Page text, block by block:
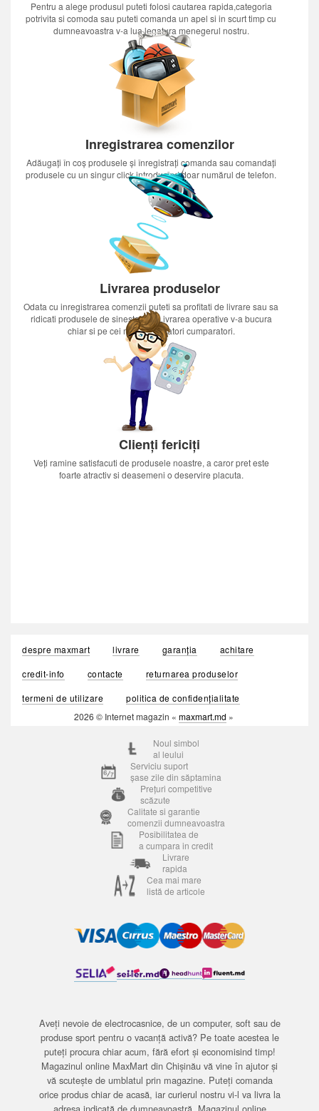
Pentru a alege produsul puteti folosi cautarea rapida,categoria
potrivita si comoda sau puteti comanda un apel si in scurt timp cu
dumneavoastra v-a lua legatura menegerul nostru.
Inregistrarea comenzilor
Adăugați în coș produsele și înregistrați comanda sau comandați
produsele cu un singur click introducînd doar numărul de telefon.
Livrarea produselor
Odata cu inregistrarea comenzii puteti sa profitati de livrare sau sa
ridicati produsele de sinestatator.Livrarea operative v-a bucura
chiar si pe cei mai nerabdatori cumparatori.
Clienți fericiți
Veți ramine satisfacuti de produsele noastre, a caror pret este
foarte atractiv si deasemeni o deservire placuta.
despre maxmart livrare garanția
achitare
credit-info
contacte
returnarea produselor
termeni de utilizare
politica de confidențialitate
2026 © Internet magazin « maxmart.md »
Noul simbol
al leului
Serviciu suport
șase zile din săptamina
Prețuri competitive
scăzute
Calitate si garantie
comenzii dumneavoastra
Posibilitatea de
a cumpara in credit
Livrare
rapida
Cea mai mare
listă de articole
Aveți nevoie de electrocasnice, de un computer, soft sau de
produse sport pentru o vacanță activă? Pe toate acestea le
puteți procura chiar acum, fără efort și economisind timp!
Magazinul online MaxMart din Chișinău vă vine în ajutor și
vă scutește de umblatul prin magazine. Puteți comanda
orice produs chiar de acasă, iar curierul nostru vi-l va livra la